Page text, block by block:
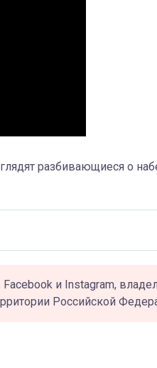
разбивающиеся о
и Instagram,
Российской